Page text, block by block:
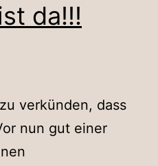
da!!!
verkünden, dass
nun gut einer